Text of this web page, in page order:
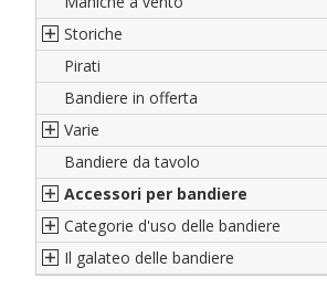
Storiche
Italiane
Porte di Milano
Francesi
Americane
Britanniche
Resto del Mondo
Pirati
Bandiere in offerta
Varie
Bandiere del CICAP - Think Deep
Bandiere di Orgoglio Bresciano
Organizzazioni internazionali
Diplomatiche
Bandiere da tavolo
Accessori per bandiere
Accessori per bandiere
Accessori per bandiere da tavolo
Categorie d'uso delle bandiere
Bandiere segnavento
Il galateo delle bandiere